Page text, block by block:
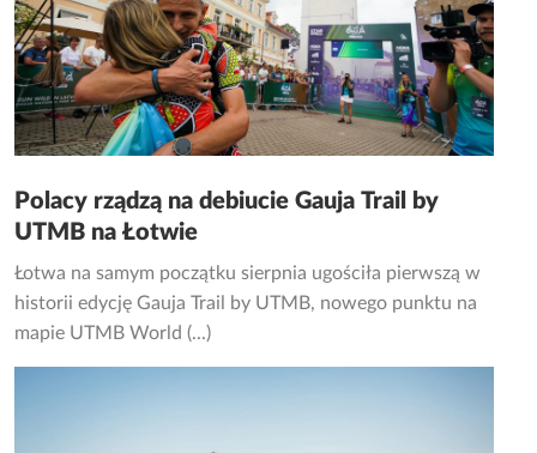
Polacy rządzą na debiucie Gauja Trail by
UTMB na Łotwie
Łotwa na samym początku sierpnia ugościła pierwszą w
historii edycję Gauja Trail by UTMB, nowego punktu na
mapie UTMB World (...)